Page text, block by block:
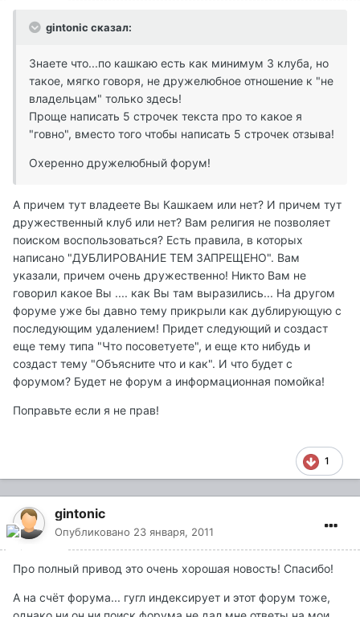
gintonic сказал:
Знаете что...по кашкаю есть как минимум 3 клуба, но
такое, мягко говоря, не дружелюбное отношение к "не
владельцам" только здесь!
Проще написать 5 строчек текста про то какое я
"говно", вместо того чтобы написать 5 строчек отзыва!
Охеренно дружелюбный форум!
А причем тут владеете Вы Кашкаем или нет? И причем тут
дружественный клуб или нет? Вам религия не позволяет
поиском воспользоваться? Есть правила, в которых
написано "ДУБЛИРОВАНИЕ ТЕМ ЗАПРЕЩЕНО". Вам
указали, причем очень дружественно! Никто Вам не
говорил какое Вы .... как Вы там выразились... На другом
форуме уже бы давно тему прикрыли как дублирующую с
последующим удалением! Придет следующий и создаст
еще тему типа "Что посоветуете", и еще кто нибудь и
создаст тему "Объясните что и как". И что будет с
форумом? Будет не форум а информационная помойка!
Поправьте если я не прав!
1
gintonic
Опубликовано 23 января, 2011
Про полный привод это очень хорошая новость! Спасибо!
А на счёт форума... гугл индексирует и этот форум тоже,